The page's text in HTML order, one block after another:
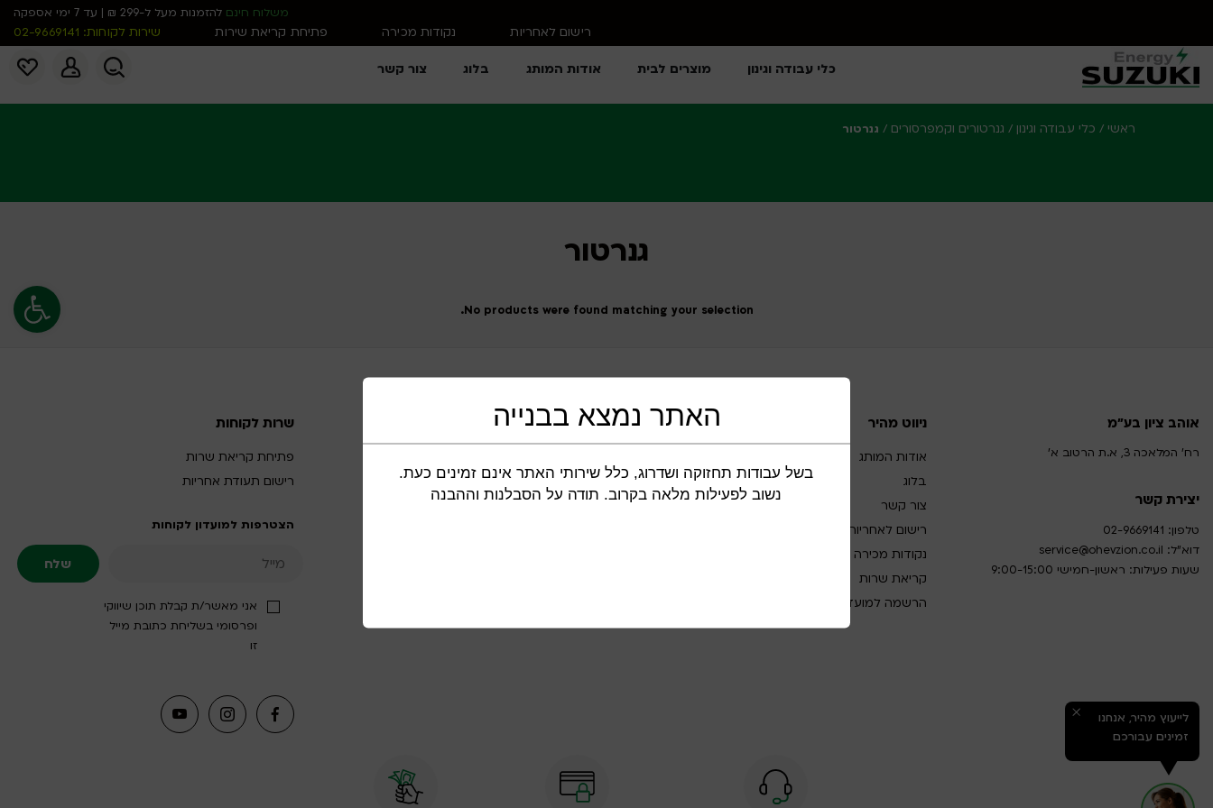
פתח סרגל
כלי עבודה וגינון מוצרים לבית אודות המותג בלוג צור קשר
משלוח חינם להזמנות מעל ל-299 ₪ | עד 7 ימי אספקה
רישום לאחריות נקודות מכירה פתיחת קריאת שירות שירות לקוחות: 02-9669141
ראשי / כלי עבודה וגינון / גנרטורים וקמפרסורים / גנרטור
גנרטור
No products were found matching your selection.
אוהב ציון בע"מ
רח' המלאכה 3, א.ת הרטוב א'
יצירת קשר
טלפון: 02-9669141
דוא”ל: service@ohevzion.co.il
שעות פעילות: ראשון-חמישי 9:00-15:00
ניווט מהיר
אודות המותג
בלוג
צור קשר
רישום לאחריות
נקודות מכירה
קריאת שרות
הרשמה למועדון לקוחות
כלי עבודה וגינון
הברגה וקידוח
מוצרים לבית שרות לקוחות
פתיחת קריאת שרות
רישום תעודת אחריות
הצטרפות למועדון לקוחות
אני מאשר/ת קבלת תוכן שיווקי
ופרסומי בשליחת כתובת מייל
זו
לייעוץ מהיר, אנחנו
זמינים עבורכם
האתר נמצא בבנייה
בשל עבודות תחזוקה ושדרוג, כלל שירותי האתר אינם זמינים כעת.
נשוב לפעילות מלאה בקרוב. תודה על הסבלנות וההבנה